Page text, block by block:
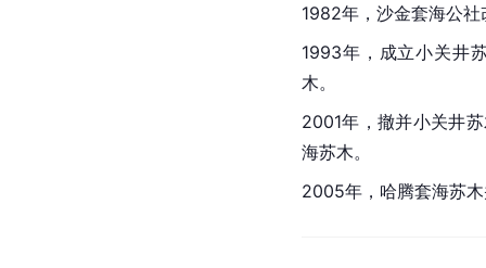
1982年，沙金套海公
1993年，成立小关井
木。
2001年，撤并小关井
海苏木。
2005年，哈腾套海苏